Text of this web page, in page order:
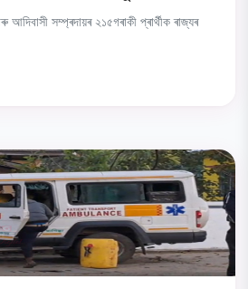
সম্প্ৰদায়ৰ ২১৫গৰাকী প্ৰাৰ্থীক ৰাজ্যৰ